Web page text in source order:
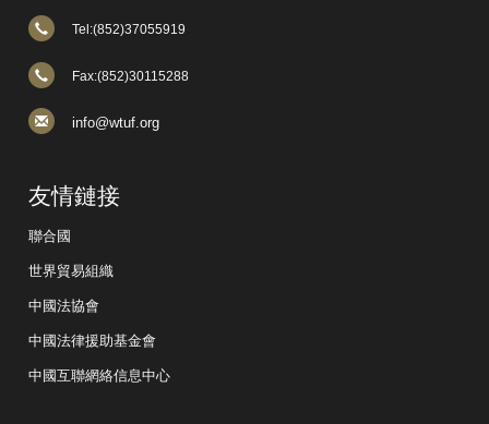
Tel:(852)37055919
Fax:(852)30115288
info@wtuf.org
友情鏈接
聯合國
世界貿易組織
中國法協會
中國法律援助基金會
中國互聯網絡信息中心